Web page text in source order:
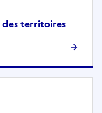
territoires